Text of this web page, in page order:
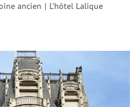
ancien | L’hôtel Lalique